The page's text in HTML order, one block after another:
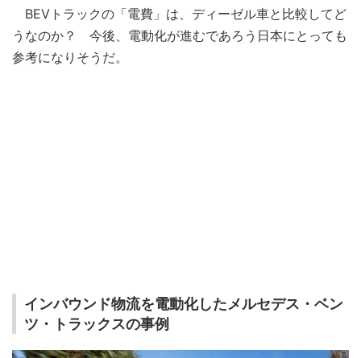
BEVトラックの「電費」は、ディーゼル車と比較してど
うなのか？ 今後、電動化が進むであろう日本にとっても
参考になりそうだ。
インバウンド物流を電動化したメルセデス・ベン
ツ・トラックスの事例